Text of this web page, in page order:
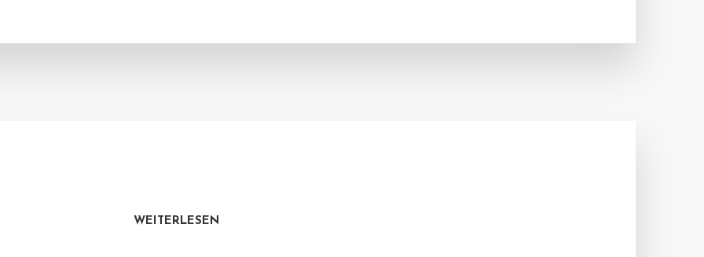
WEITERLESEN